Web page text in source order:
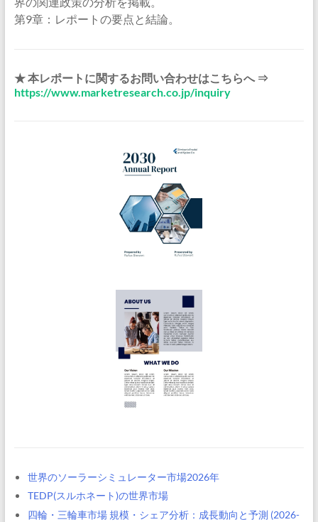
第9章：レポートの要点と結論。
★ 本レポートに関するお問い合わせはこちらへ ⇒
https://www.marketresearch.co.jp/inquiry
世界のソーラーシミュレーター市場2026年
TEDP(スルホネート)の世界市場
四輪・三輪車市場 規模・シェア分析：成長動向と予測 (2026-